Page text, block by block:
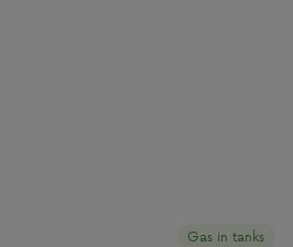
Gas in tanks